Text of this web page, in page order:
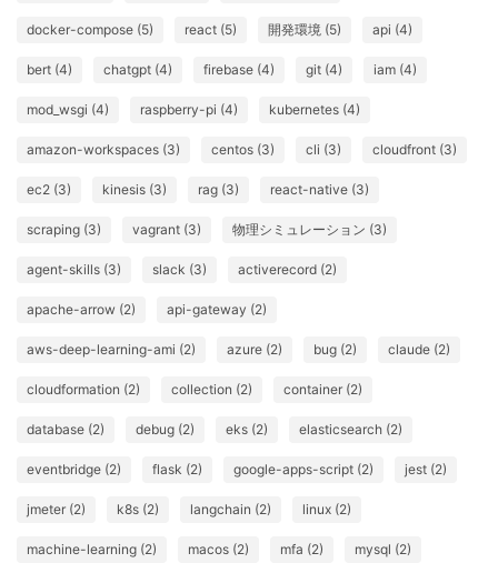
docker-compose (5) react (5) 開発環境 (5) api (4)
bert (4) chatgpt (4) firebase (4) git (4) iam (4)
mod_wsgi (4) raspberry-pi (4) kubernetes (4)
amazon-workspaces (3) centos (3) cli (3) cloudfront (3)
ec2 (3) kinesis (3) rag (3) react-native (3)
scraping (3) vagrant (3) 物理シミュレーション (3)
agent-skills (3) slack (3) activerecord (2)
apache-arrow (2) api-gateway (2)
aws-deep-learning-ami (2) azure (2) bug (2) claude (2)
cloudformation (2) collection (2) container (2)
database (2) debug (2) eks (2) elasticsearch (2)
eventbridge (2) flask (2) google-apps-script (2) jest (2)
jmeter (2) k8s (2) langchain (2) linux (2)
machine-learning (2) macos (2) mfa (2) mysql (2)